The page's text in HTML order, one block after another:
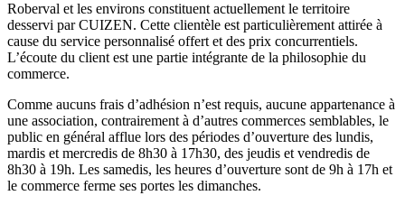
Roberval et les environs constituent actuellement le territoire
desservi par CUIZEN. Cette clientèle est particulièrement attirée à
cause du service personnalisé offert et des prix concurrentiels.
L’écoute du client est une partie intégrante de la philosophie du
commerce.
Comme aucuns frais d’adhésion n’est requis, aucune appartenance à
une association, contrairement à d’autres commerces semblables, le
public en général afflue lors des périodes d’ouverture des lundis,
mardis et mercredis de 8h30 à 17h30, des jeudis et vendredis de
8h30 à 19h. Les samedis, les heures d’ouverture sont de 9h à 17h et
le commerce ferme ses portes les dimanches.